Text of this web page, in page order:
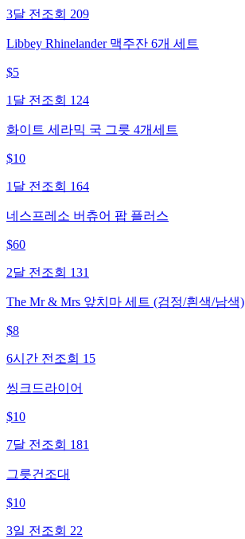
3달 전 조회 209
Libbey Rhinelander 맥주잔 6개 세트
$5
1달 전 조회 124
화이트 세라믹 국 그릇 4개세트
$10
1달 전 조회 164
네스프레소 버츄어 팝 플러스
$60
2달 전 조회 131
The Mr & Mrs 앞치마 세트 (검정/흰색/남색)
$8
6시간 전 조회 15
씽크드라이어
$10
7달 전 조회 181
그릇건조대
$10
3일 전 조회 22